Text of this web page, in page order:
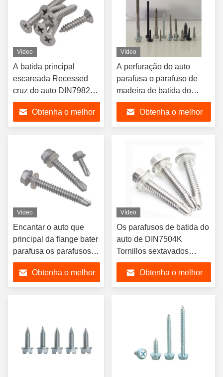
Vídeo
A batida principal
escareada Recessed
cruz do auto DIN7982
parafusa ST2.9-ST6.3
A4 CSKObtenha o melhor
Vídeo
A perfuração do auto
parafusa o parafuso de
madeira de batida do
parafuso do auto
Obtenha o melhor
Vídeo
Encantar o auto que
principal da flange bater
parafusa os parafusos
da cabeça da arruela do
hexágonoObtenha o melhor
Vídeo
Os parafusos de batida do
auto de DIN7504K
Tornillos sextavados
encantam os parafusos
principais da bolacha
Obtenha o melhor